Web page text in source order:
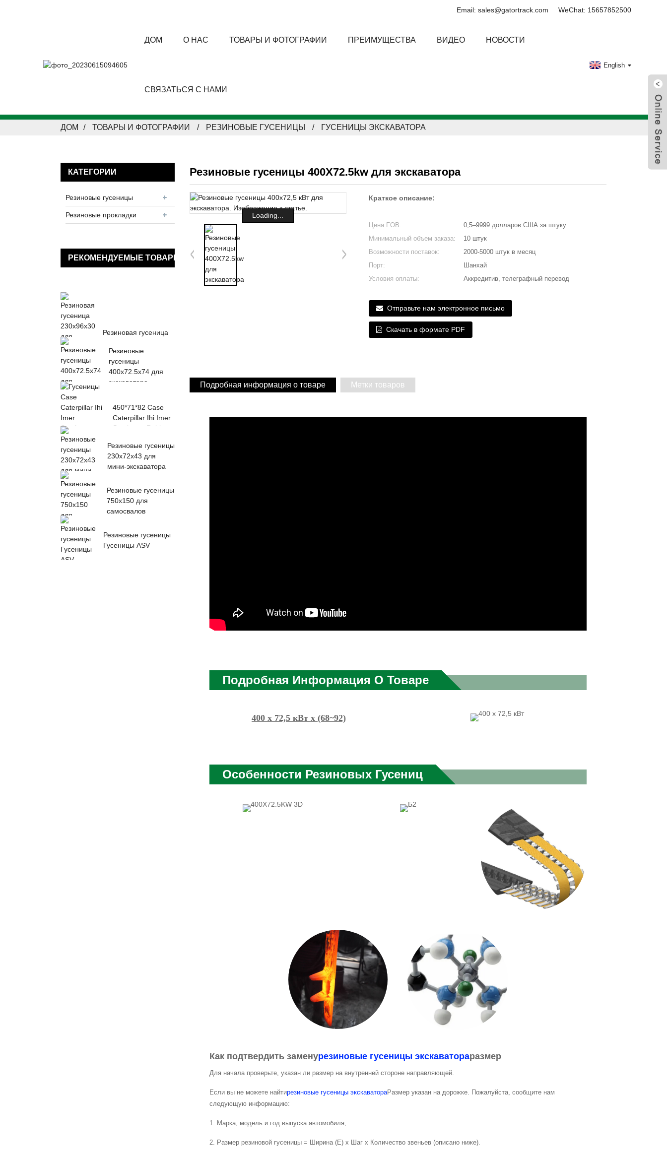
Email: sales@gatortrack.com WeChat: 15657852500
ДОМ О НАС ТОВАРЫ И ФОТОГРАФИИ ПРЕИМУЩЕСТВА ВИДЕО НОВОСТИ
СВЯЗАТЬСЯ С НАМИ
English
ДОМ ТОВАРЫ И ФОТОГРАФИИ РЕЗИНОВЫЕ ГУСЕНИЦЫ ГУСЕНИЦЫ ЭКСКАВАТОРА
КАТЕГОРИИ
Резиновые гусеницы
Резиновые прокладки
РЕКОМЕНДУЕМЫЕ ТОВАРЫ
Резиновая гусеница
KUBOTA K013 K015
KN36 KH0...
Резиновые
гусеницы
400x72.5x74 для
экскаватора
450*71*82 Case
Caterpillar Ihi Imer
Sumitomo Rubber
Резиновые гусеницы
230x72x43 для
мини-экскаватора
Резиновые гусеницы
750x150 для
самосвалов
Резиновые гусеницы
Гусеницы ASV
Резиновые гусеницы 400X72.5kw для экскаватора
Loading...
Краткое описание:
Цена FOB:
0,5–9999 долларов США за штуку
Минимальный объем заказа:
10 штук
Возможности поставок:
2000-5000 штук в месяц
Порт:
Шанхай
Условия оплаты:
Аккредитив, телеграфный перевод
Отправьте нам электронное письмо
Скачать в формате PDF
Подробная информация о товаре Метки товаров
Подробная Информация О Товаре
400 x 72,5 кВт x (68~92)
Особенности Резиновых Гусениц
Как подтвердить заменурезиновые гусеницы экскаватораразмер
Для начала проверьте, указан ли размер на внутренней стороне направляющей.
Если вы не можете найтирезиновые гусеницы экскаватораРазмер указан на дорожке. Пожалуйста, сообщите нам
следующую информацию:
1. Марка, модель и год выпуска автомобиля;
2. Размер резиновой гусеницы = Ширина (E) x Шаг x Количество звеньев (описано ниже).